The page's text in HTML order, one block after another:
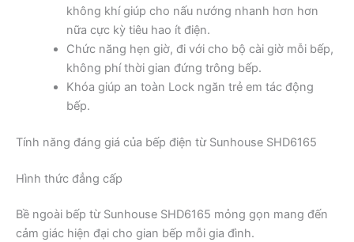
không khí giúp cho nấu nướng nhanh hơn hơn
nữa cực kỳ tiêu hao ít điện.
Chức năng hẹn giờ, đi với cho bộ cài giờ mỗi bếp,
không phí thời gian đứng trông bếp.
Khóa giúp an toàn Lock ngăn trẻ em tác động
bếp.
Tính năng đáng giá của bếp điện từ Sunhouse SHD6165
Hình thức đẳng cấp
Bề ngoài bếp từ Sunhouse SHD6165 mỏng gọn mang đến
cảm giác hiện đại cho gian bếp mỗi gia đình.